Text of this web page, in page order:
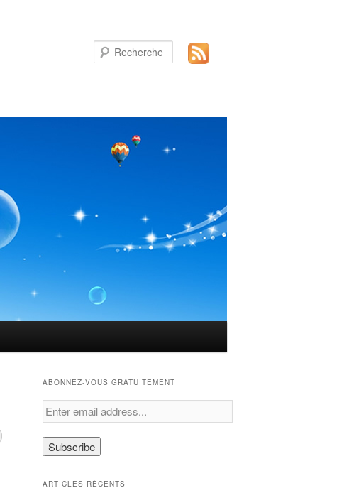
Recherche
ABONNEZ-VOUS GRATUITEMENT
ARTICLES RÉCENTS